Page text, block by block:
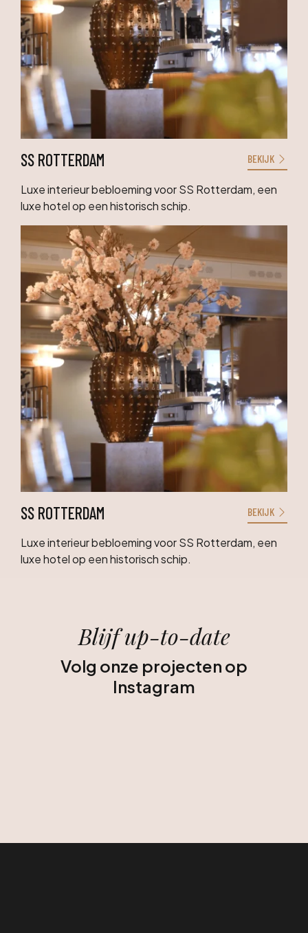
SS ROTTERDAM BEKIJK
Luxe interieur bebloeming voor SS Rotterdam, een
luxe hotel op een historisch schip.
SS ROTTERDAM BEKIJK
Luxe interieur bebloeming voor SS Rotterdam, een
luxe hotel op een historisch schip.
Blijf up-to-date
Volg onze projecten op
Instagram